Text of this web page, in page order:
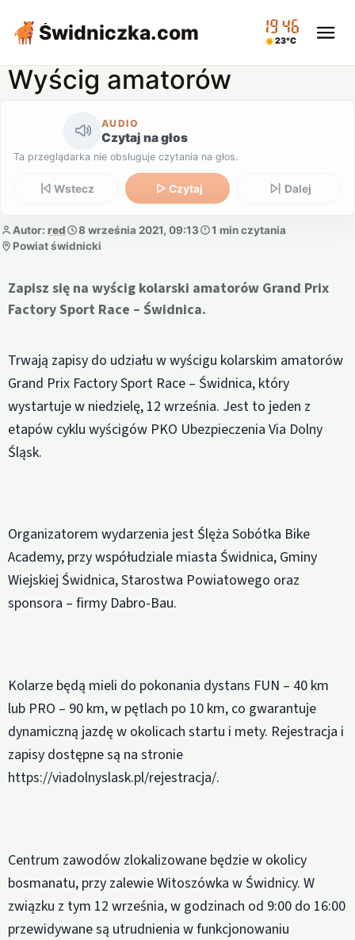
Świdniczka.com 19:46
23°C
Wyścig amatorów
AUDIO
Czytaj na głos
Ta przeglądarka nie obsługuje czytania na głos.
Wstecz Czytaj Dalej
Autor: red 8 września 2021, 09:13
1 min czytania
Powiat świdnicki
Zapisz się na wyścig kolarski amatorów Grand Prix
Factory Sport Race – Świdnica.
Trwają zapisy do udziału w wyścigu kolarskim amatorów
Grand Prix Factory Sport Race – Świdnica, który
wystartuje w niedzielę, 12 września. Jest to jeden z
etapów cyklu wyścigów PKO Ubezpieczenia Via Dolny
Śląsk.
Organizatorem wydarzenia jest Ślęża Sobótka Bike
Academy, przy współudziale miasta Świdnica, Gminy
Wiejskiej Świdnica, Starostwa Powiatowego oraz
sponsora – firmy Dabro-Bau.
Kolarze będą mieli do pokonania dystans FUN – 40 km
lub PRO – 90 km, w pętlach po 10 km, co gwarantuje
dynamiczną jazdę w okolicach startu i mety. Rejestracja i
zapisy dostępne są na stronie
https://viadolnyslask.pl/rejestracja/.
Centrum zawodów zlokalizowane będzie w okolicy
bosmanatu, przy zalewie Witoszówka w Świdnicy. W
związku z tym 12 września, w godzinach od 9:00 do 16:00
przewidywane są utrudnienia w funkcjonowaniu